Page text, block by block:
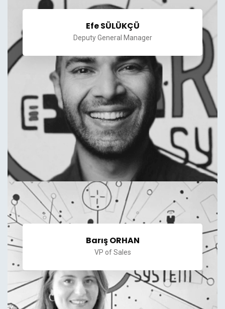
Efe SÜLÜKÇÜ
Deputy General Manager
Barış ORHAN
VP of Sales